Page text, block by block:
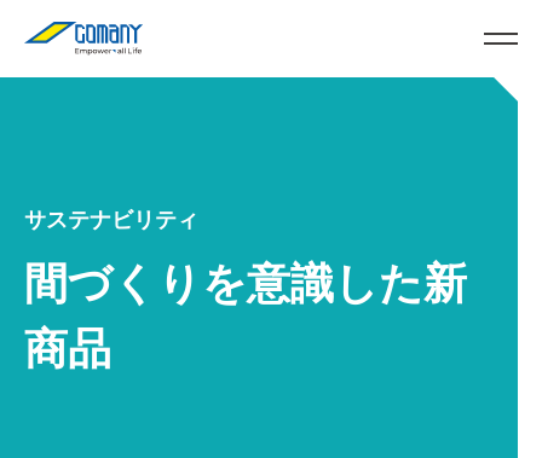
サステナビリティ
間づくりを意識した新
商品